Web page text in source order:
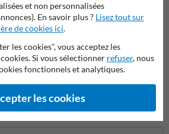
ProtectionIndustrielle.be
et non personnalisées
En savoir plus ? Lisez tout sur
de cookies ici.
les cookies", vous acceptez les
Si vous sélectionner refuser, nous
fonctionnels et analytiques.
les cookies